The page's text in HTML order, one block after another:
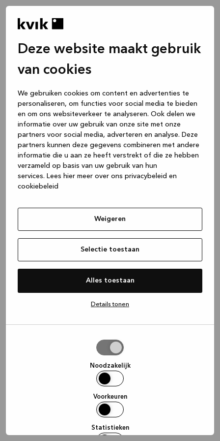
Deze website maakt gebruik
van cookies
We gebruiken cookies om content en advertenties te
personaliseren, om functies voor social media te bieden
en om ons websiteverkeer te analyseren. Ook delen we
informatie over uw gebruik van onze site met onze
partners voor social media, adverteren en analyse. Deze
partners kunnen deze gegevens combineren met andere
informatie die u aan ze heeft verstrekt of die ze hebben
verzameld op basis van uw gebruik van hun
services. Lees hier meer over ons privacybeleid en
cookiebeleid
Weigeren
Selectie toestaan
Alles toestaan
Details tonen
Noodzakelijk
Voorkeuren
Statistieken
(see the browser console for more
information).